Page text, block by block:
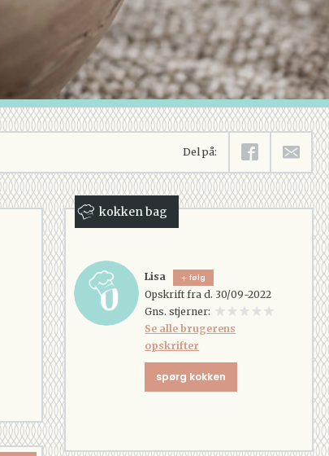
Del på:
kokken bag
Lisa følg
Opskrift fra d. 30/09-2022
Gns. stjerner:
Se alle brugerens
opskrifter
spørg kokken